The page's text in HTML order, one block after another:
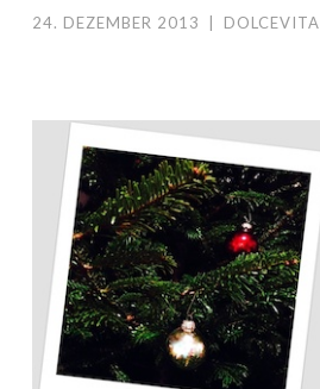
24. DEZEMBER 2013 DOLCEVITA